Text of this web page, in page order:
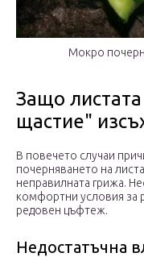
Мокро
Защо
щастие"
В повечето случаи
почерняването на
неправилната грижа.
комфортни условия за
редовен цъфтеж.
Недостатъчна